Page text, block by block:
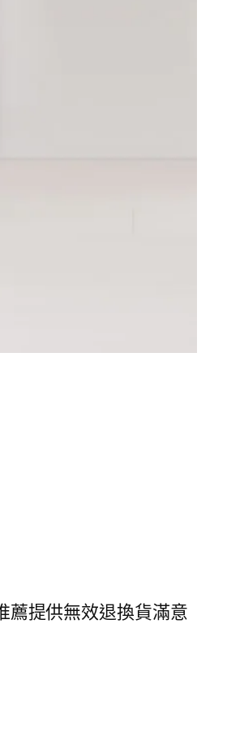
薦提供無效退換貨滿意